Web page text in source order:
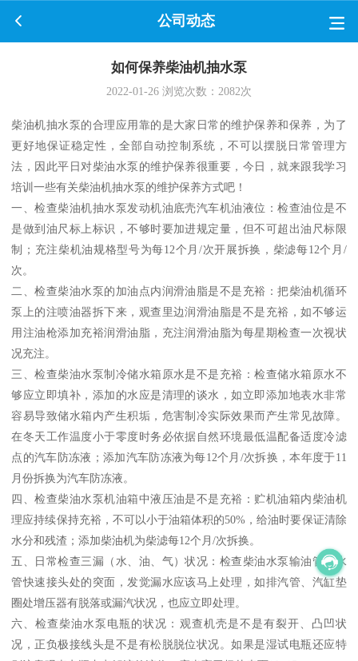
公司动态
如何保养柴油机抽水泵
2022-01-26 浏览次数： 2082次
柴油机抽水泵的合理应用靠的是大家日常的维护保养和保养，为了
更好地保证稳定性，全部自动控制系统，不可以摆脱日常管理方
法，因此平日对柴油水泵的维护保养很重要，今日，就来跟我学习
培训一些有关柴油机抽水泵的维护保养方式吧！
一、检查柴油机抽水泵发动机油底壳汽车机油液位：检查油位是不
是做到油尺标上标识，不够时要加进规定量，但不可超出油尺标限
制；充注柴机油规格型号为每12个月/次开展拆换，柴滤每12个月/
次。
二、检查柴油水泵的加油点内润滑油脂是不是充裕：把柴油机循环
泵上的注喷油器拆下来，观查里边润滑油脂是不是充裕，如不够运
用注油枪添加充裕润滑油脂，充注润滑油脂为每星期检查一次视状
况充注。
三、检查柴油水泵制冷储水箱原水是不是充裕：检查储水箱原水不
够应立即填补，添加的水应是清理的谈水，如立即添加地表水非常
容易导致储水箱内产生积垢，危害制冷实际效果而产生常见故障。
在冬天工作温度小于零度时务必依据自然环境最低温配备适度冷滤
点的汽车防冻液；添加汽车防冻液为每12个月/次拆换，本年度于11
月份拆换为汽车防冻液。
四、检查柴油水泵机油箱中液压油是不是充裕：贮机油箱内柴油机
理应持续保持充裕，不可以小于油箱体积的50%，给油时要保证清除
水分和残渣；添加柴油机为柴滤每12个月/次拆换。
五、日常检查三漏（水、油、气）状况：检查柴油水泵输油管、水
管快速接头处的突面，发觉漏水应该马上处理，如排汽管、汽缸垫
圈处增压器有脱落或漏汽状况，也应立即处理。
六、检查柴油水泵电瓶的状况：观查机壳是不是有裂开、凸凹状
况，正负极接线头是不是有松脱脱位状况。如果是湿试电瓶还应特